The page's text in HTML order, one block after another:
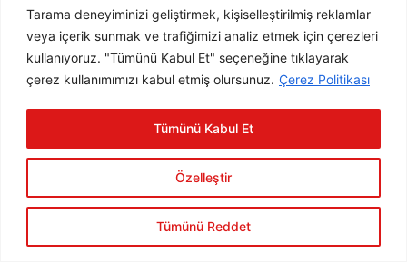
Tarama deneyiminizi geliştirmek, kişiselleştirilmiş reklamlar
veya içerik sunmak ve trafiğimizi analiz etmek için çerezleri
kullanıyoruz. "Tümünü Kabul Et" seçeneğine tıklayarak
çerez kullanımımızı kabul etmiş olursunuz. Çerez Politikası
Özelleştir
Tümünü Reddet
Tümünü Kabul Et
Bir Yalan Bin Doğruyu Silebilir mi?
PSYCHOLOGY TIMES
TRAVMA VE BILINÇALTI
ZIHIN VE DAVRANIŞ